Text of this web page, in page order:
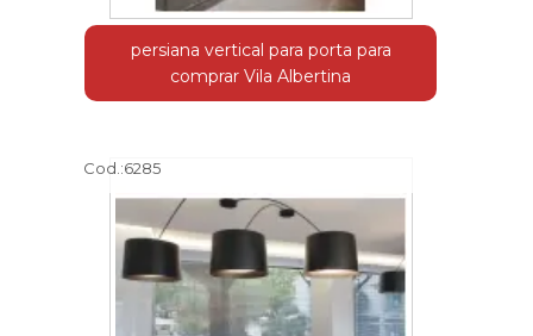
persiana vertical para porta para
comprar Vila Albertina
Cod.:6285